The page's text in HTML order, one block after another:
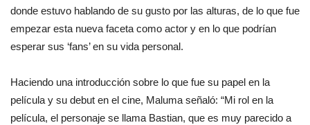
donde estuvo hablando de su gusto por las alturas, de lo que fue
empezar esta nueva faceta como actor y en lo que podrían
esperar sus ‘fans’ en su vida personal.
Haciendo una introducción sobre lo que fue su papel en la
película y su debut en el cine, Maluma señaló: “Mi rol en la
película, el personaje se llama Bastian, que es muy parecido a